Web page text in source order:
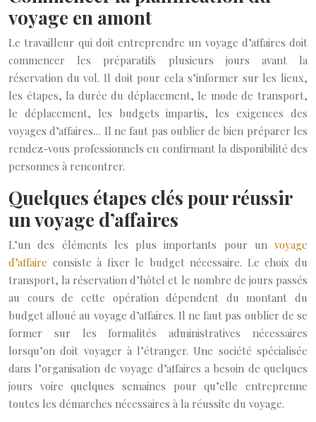
voyage en amont
Le travailleur qui doit entreprendre un voyage d’affaires doit
commencer les préparatifs plusieurs jours avant la
réservation du vol. Il doit pour cela s’informer sur les lieux,
les étapes, la durée du déplacement, le mode de transport,
le déplacement, les budgets impartis, les exigences des
voyages d’affaires… Il ne faut pas oublier de bien préparer les
rendez-vous professionnels en confirmant la disponibilité des
personnes à rencontrer.
Quelques étapes clés pour réussir
un voyage d’affaires
L’un des éléments les plus importants pour un voyage
d’affaire consiste à fixer le budget nécessaire. Le choix du
transport, la réservation d’hôtel et le nombre de jours passés
au cours de cette opération dépendent du montant du
budget alloué au voyage d’affaires. Il ne faut pas oublier de se
former sur les formalités administratives nécessaires
lorsqu’on doit voyager à l’étranger. Une société spécialisée
dans l’organisation de voyage d’affaires a besoin de quelques
jours voire quelques semaines pour qu’elle entreprenne
toutes les démarches nécessaires à la réussite du voyage.